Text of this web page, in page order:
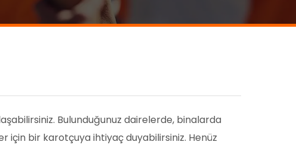
Bulunduğunuz dairelerde, binalarda
için bir karotçuya ihtiyaç duyabilirsiniz. Henüz